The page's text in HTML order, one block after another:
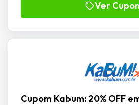
Ver
Cupom Kabum: 20% OFF